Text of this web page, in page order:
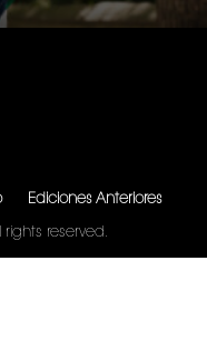
Ediciones Anteriores
reserved.